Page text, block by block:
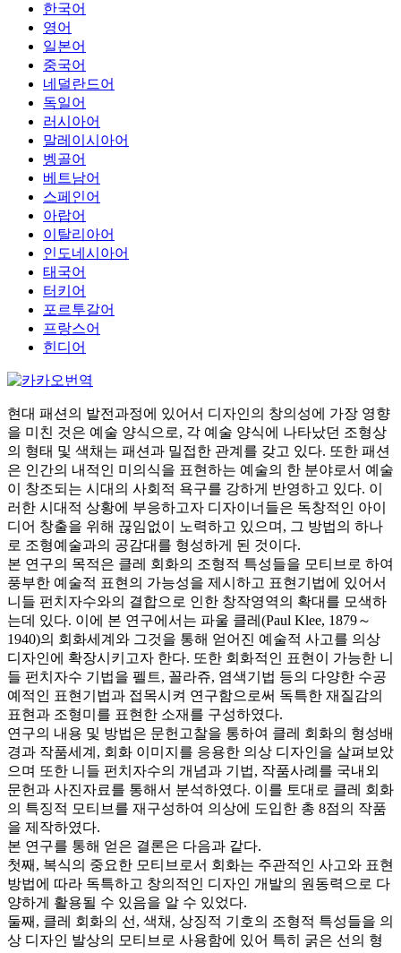
한국어
영어
일본어
중국어
네덜란드어
독일어
러시아어
말레이시아어
벵골어
베트남어
스페인어
아랍어
이탈리아어
인도네시아어
태국어
터키어
포르투갈어
프랑스어
힌디어
현대 패션의 발전과정에 있어서 디자인의 창의성에 가장 영향
을 미친 것은 예술 양식으로, 각 예술 양식에 나타났던 조형상
의 형태 및 색채는 패션과 밀접한 관계를 갖고 있다. 또한 패션
은 인간의 내적인 미의식을 표현하는 예술의 한 분야로서 예술
이 창조되는 시대의 사회적 욕구를 강하게 반영하고 있다. 이
러한 시대적 상황에 부응하고자 디자이너들은 독창적인 아이
디어 창출을 위해 끊임없이 노력하고 있으며, 그 방법의 하나
로 조형예술과의 공감대를 형성하게 된 것이다.
본 연구의 목적은 클레 회화의 조형적 특성들을 모티브로 하여
풍부한 예술적 표현의 가능성을 제시하고 표현기법에 있어서
니들 펀치자수와의 결합으로 인한 창작영역의 확대를 모색하
는데 있다. 이에 본 연구에서는 파울 클레(Paul Klee, 1879～
1940)의 회화세계와 그것을 통해 얻어진 예술적 사고를 의상
디자인에 확장시키고자 한다. 또한 회화적인 표현이 가능한 니
들 펀치자수 기법을 펠트, 꼴라쥬, 염색기법 등의 다양한 수공
예적인 표현기법과 접목시켜 연구함으로써 독특한 재질감의
표현과 조형미를 표현한 소재를 구성하였다.
연구의 내용 및 방법은 문헌고찰을 통하여 클레 회화의 형성배
경과 작품세계, 회화 이미지를 응용한 의상 디자인을 살펴보았
으며 또한 니들 펀치자수의 개념과 기법, 작품사례를 국내외
문헌과 사진자료를 통해서 분석하였다. 이를 토대로 클레 회화
의 특징적 모티브를 재구성하여 의상에 도입한 총 8점의 작품
을 제작하였다.
본 연구를 통해 얻은 결론은 다음과 같다.
첫째, 복식의 중요한 모티브로서 회화는 주관적인 사고와 표현
방법에 따라 독특하고 창의적인 디자인 개발의 원동력으로 다
양하게 활용될 수 있음을 알 수 있었다.
둘째, 클레 회화의 선, 색채, 상징적 기호의 조형적 특성들을 의
상 디자인 발상의 모티브로 사용함에 있어 특히 굵은 선의 형